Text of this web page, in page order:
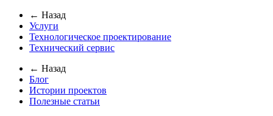
← Назад
Услуги
Технологическое проектирование
Технический сервис
← Назад
Блог
Истории проектов
Полезные статьи